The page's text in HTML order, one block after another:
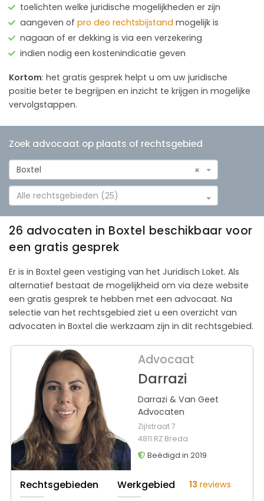
toelichten welke juridische mogelijkheden er zijn
aangeven of pro deo rechtsbijstand mogelijk is
nagaan of er dekking is via een verzekering
indien nodig een kostenindicatie geven
Kortom: het gratis gesprek helpt u om uw juridische
positie beter te begrijpen en inzicht te krijgen in mogelijke
vervolgstappen.
Zoek advocaat op plaats of rechtsgebied
×
Boxtel
Alle rechtsgebieden (25)
26 advocaten in Boxtel beschikbaar voor
een gratis gesprek
Er is in Boxtel geen vestiging van het Juridisch Loket. Als
alternatief bestaat de mogelijkheid om via deze website
een gratis gesprek te hebben met een advocaat. Na
selectie van het rechtsgebied ziet u een overzicht van
advocaten in Boxtel die werkzaam zijn in dit rechtsgebied.
Advocaat
Darrazi
Darrazi & Van Geet
Advocaten
Zijlstraat 7
4811 RZ Breda
Beëdigd in 2019
Rechtsgebieden Werkgebied 13 reviews